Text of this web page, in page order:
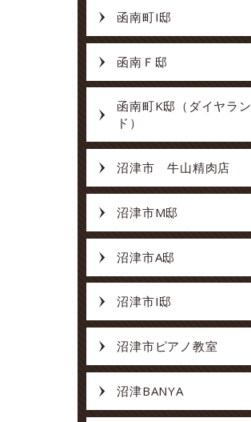
函南町I邸
函南Ｆ邸
函南町K邸（ダイヤラン
ド）
沼津市 牛山精肉店
沼津市M邸
沼津市A邸
沼津市I邸
沼津市ピアノ教室
沼津BANYA